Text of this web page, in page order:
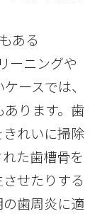
ある
ーニングや
ースでは、
ります。歯
れいに掃除
た歯槽骨を
せたりする
歯周炎に適